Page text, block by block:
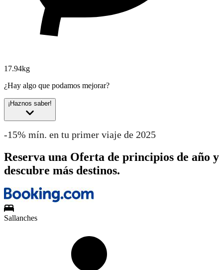
17.94kg
¿Hay algo que podamos mejorar?
¡Haznos saber!
-15% mín. en tu primer viaje de 2025
Reserva una Oferta de principios de año y
descubre más destinos.
Sallanches